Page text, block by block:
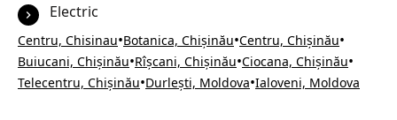
Electric
Centru, Chisinau•Botanica, Chișinău•Centru, Chișinău•
Buiucani, Chișinău•Rîșcani, Chișinău•Ciocana, Chișinău•
Telecentru, Chișinău•Durlești, Moldova•Ialoveni, Moldova